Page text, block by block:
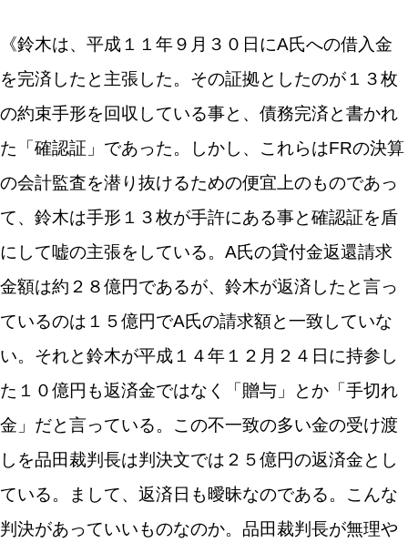
《鈴木は、平成１１年９月３０日にA氏への借入金
を完済したと主張した。その証拠としたのが１３枚
の約束手形を回収している事と、債務完済と書かれ
た「確認証」であった。しかし、これらはFRの決算
の会計監査を潜り抜けるための便宜上のものであっ
て、鈴木は手形１３枚が手許にある事と確認証を盾
にして嘘の主張をしている。A氏の貸付金返還請求
金額は約２８億円であるが、鈴木が返済したと言っ
ているのは１５億円でA氏の請求額と一致していな
い。それと鈴木が平成１４年１２月２４日に持参し
た１０億円も返済金ではなく「贈与」とか「手切れ
金」だと言っている。この不一致の多い金の受け渡
しを品田裁判長は判決文では２５億円の返済金とし
ている。まして、返済日も曖昧なのである。こんな
判決があっていいものなのか。品田裁判長が無理や